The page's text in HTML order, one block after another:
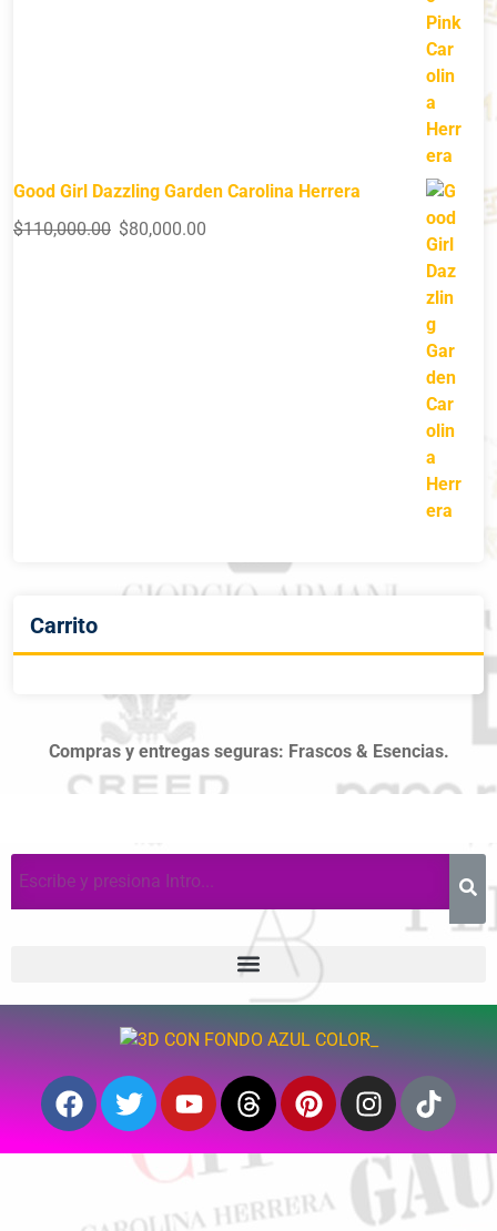
Good Girl Dazzling Garden Carolina Herrera
$110,000.00 $80,000.00
Carrito
Compras y entregas seguras: Frascos & Esencias.